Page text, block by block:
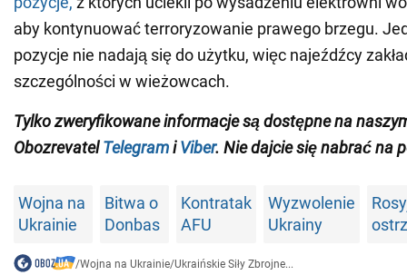
aby kontynuować terroryzowanie prawego brzegu.
pozycje nie nadają się do użytku, więc najeźdźcy
szczególności w wieżowcach.
Tylko zweryfikowane informacje są dostępne na
ObozrevatelTelegramiViber. Nie dajcie się nabrać na
Wojna na
Ukrainie
Bitwa o
Donbas
Kontratak
AFU
Wyzwolenie
Ukrainy
/Wojna na Ukrainie/Ukraińskie Siły Zbrojne...